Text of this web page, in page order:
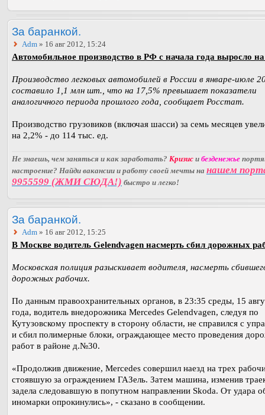
За баранкой.
Adm » 16 авг 2012, 15:24
Автомобильное производство в РФ с начала года выросло
Производство легковых автомобилей в России в январе-июле
составило 1,1 млн шт., что на 17,5% превышает показатели
аналогичного периода прошлого года, сообщает Росстат.
Производство грузовиков (включая шасси) за семь месяцев
на 2,2% - до 114 тыс. ед.
Не знаешь, чем заняться и как заработать? Кризис и безденежье
настроение? Найди вакансии и работу своей мечты на нашем
9955599 (ЖМИ СЮДА!) быстро и легко!
За баранкой.
Adm » 16 авг 2012, 15:25
В Москве водитель Gelendvagen насмерть сбил дорожных
Московская полиция разыскивает водителя, насмерть
дорожных рабочих.
По данным правоохранительных органов, в 23:35 среды, 15
года, водитель внедорожника Mercedes Gelendvagen, следуя по
Кутузовскому проспекту в сторону области, не справился с
и сбил полимерные блоки, ограждающее место проведения
работ в районе д.№30.
«Продолжив движение, Mercedes совершил наезд на трех
стоявшую за ограждением ГАЗель. Затем машина, изменив
задела следовавшую в попутном направлении Skoda. От удара
иномарки опрокинулись», - сказано в сообщении.